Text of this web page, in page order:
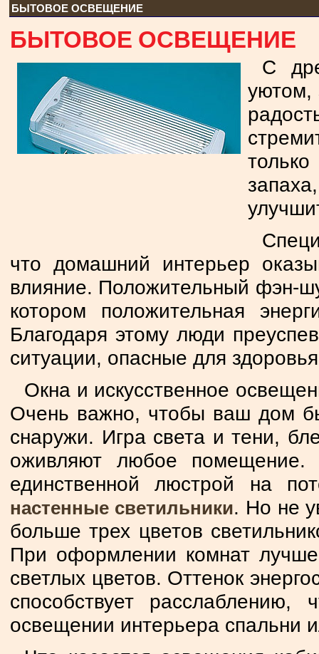
БЫТОВОЕ ОСВЕЩЕНИЕ
БЫТОВОЕ ОСВЕЩЕНИЕ
С
уютом,
что домашний интерьер
влияние. Положительный фэн-
котором положительная
Благодаря этому люди
ситуации, опасные для
Окна и искусственное
Очень важно, чтобы ваш дом
снаружи. Игра света и тени,
оживляют любое помещение.
единственной люстрой на
настенные светильники. Но не
больше трех цветов
При оформлении комнат лучше
светлых цветов. Оттенок
способствует
освещении интерьера спальни